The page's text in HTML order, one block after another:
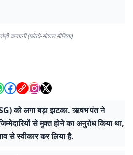
कप्तानी (फोटो-सोशल मीडिया)
को लगा बड़ा झटका. ऋषभ पंत ने
से मुक्त होने का अनुरोध किया था,
से स्वीकार कर लिया है.